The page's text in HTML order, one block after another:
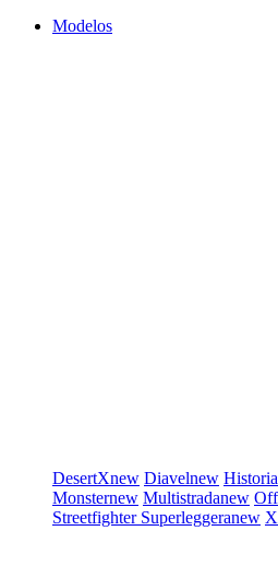
Modelos
DesertXnew Diavelnew Historia
Monsternew Multistradanew
Streetfighter Superleggeranew